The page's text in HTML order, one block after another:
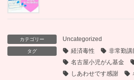
カテゴリー Uncategorized
タグ 経済毒性 非常勤講
名古屋小児がん基金
しあわせです感謝